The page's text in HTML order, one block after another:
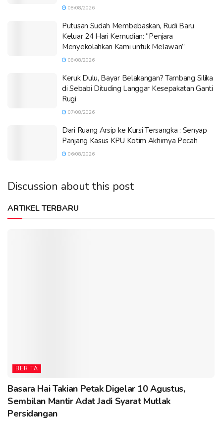
08/08/2026
Putusan Sudah Membebaskan, Rudi Baru
Keluar 24 Hari Kemudian: “Penjara
Menyekolahkan Kami untuk Melawan”
08/08/2026
Keruk Dulu, Bayar Belakangan? Tambang Silika
di Sebabi Dituding Langgar Kesepakatan Ganti
Rugi
07/08/2026
Dari Ruang Arsip ke Kursi Tersangka : Senyap
Panjang Kasus KPU Kotim Akhirnya Pecah
06/08/2026
Discussion about this post
ARTIKEL TERBARU
BERITA
Basara Hai Takian Petak Digelar 10 Agustus,
Sembilan Mantir Adat Jadi Syarat Mutlak
Persidangan